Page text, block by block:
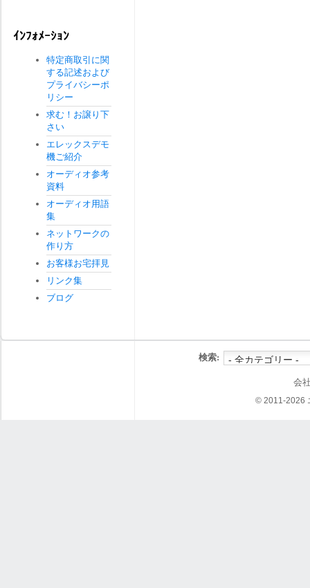
ｲﾝﾌｫﾒｰｼｮﾝ
特定商取引に関
する記述および
プライバシーポ
リシー
求む！お譲り下
さい
エレックスデモ
機ご紹介
オーディオ参考
資料
オーディオ用語
集
ネットワークの
作り方
お客様お宅拝見
リンク集
ブログ
検索:
会
© 2011-2026